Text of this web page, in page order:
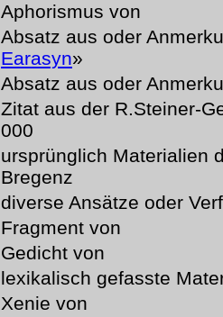
Aphorismus von
Absatz aus oder
Earasyn»
Absatz aus oder
Zitat aus der R.Steiner-
000
ursprünglich Materialien
Bregenz
diverse Ansätze oder
Fragment von
Gedicht von
lexikalisch gefasste
Xenie von